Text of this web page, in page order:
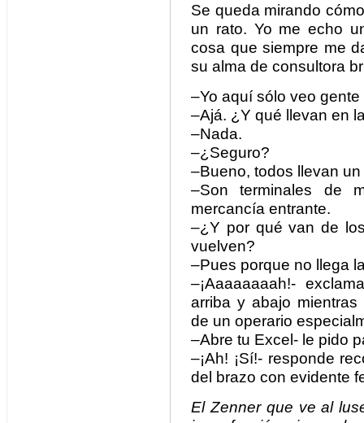
Se queda mirando
un rato. Yo me echo
cosa que siempre me
su alma de consultora
–Yo aquí sólo veo
–Ajá. ¿Y qué llevan en
–Nada.
–¿Seguro?
–Bueno, todos llevan
–Son terminales de
mercancía entrante.
–¿Y por qué van de
vuelven?
–Pues porque no llega
–¡Aaaaaaaah!-
arriba y abajo
de un operario
–Abre tu Excel- le pido
–¡Ah! ¡Sí!- responde
del brazo con evidente
El Zenner que ve al